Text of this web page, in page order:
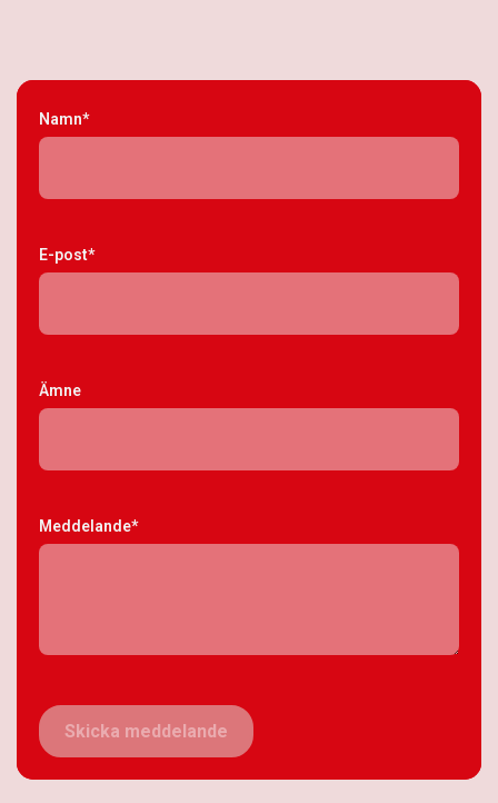
Namn*
E-post*
Ämne
Meddelande*
Skicka meddelande